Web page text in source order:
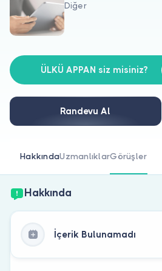
Hakkımızda
Doktorlar için
Doktor musunuz?
Diğer
ÜLKÜ APPAN siz misiniz?
Randevu Al
HakkındaUzmanlıklarGörüşler
Hakkında
İçerik Bulunamadı